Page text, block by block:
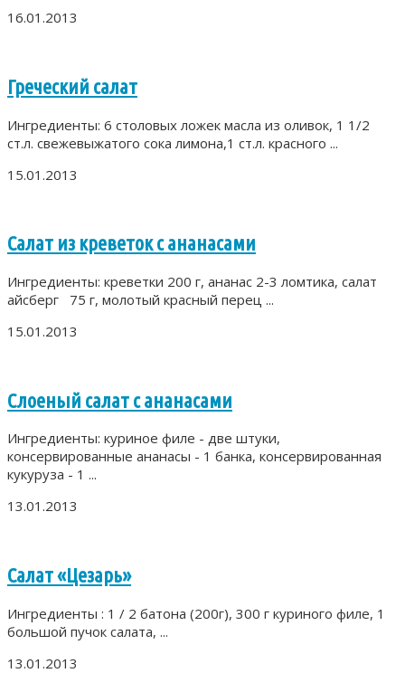
16.01.2013
Греческий салат
Ингредиенты: 6 столовых ложек масла из оливок, 1 1/2
ст.л. свежевыжатого сока лимона,1 ст.л. красного ...
15.01.2013
Салат из креветок с ананасами
Ингредиенты: креветки 200 г, ананас 2-3 ломтика, салат
айсберг 75 г, молотый красный перец ...
15.01.2013
Слоеный салат с ананасами
Ингредиенты: куриное филе - две штуки,
консервированные ананасы - 1 банка, консервированная
кукуруза - 1 ...
13.01.2013
Салат «Цезарь»
Ингредиенты : 1 / 2 батона (200г), 300 г куриного филе, 1
большой пучок салата, ...
13.01.2013